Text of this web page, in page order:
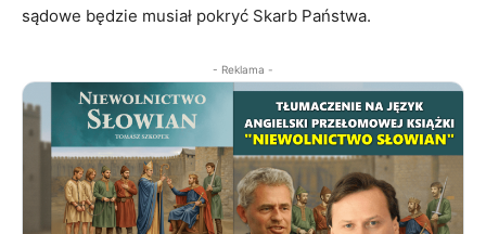
sądowe będzie musiał pokryć Skarb Państwa.
- Reklama -